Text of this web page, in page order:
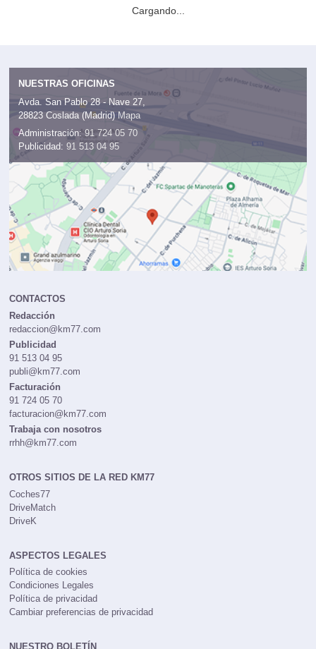
Cargando...
NUESTRAS OFICINAS
Avda. San Pablo 28 - Nave 27,
28823 Coslada (Madrid) Mapa
Administración: 91 724 05 70
Publicidad: 91 513 04 95
CONTACTOS
Redacción
redaccion@km77.com
Publicidad
91 513 04 95
publi@km77.com
Facturación
91 724 05 70
facturacion@km77.com
Trabaja con nosotros
rrhh@km77.com
OTROS SITIOS DE LA RED KM77
Coches77
DriveMatch
DriveK
ASPECTOS LEGALES
Política de cookies
Condiciones Legales
Política de privacidad
Cambiar preferencias de privacidad
NUESTRO BOLETÍN